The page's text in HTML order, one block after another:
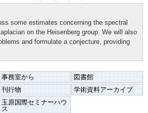
some estimates concerning the spectral
on the Heisenberg group. We will also
and formulate a conjecture, providing
事務室から
図書館
刊行物
学術資料アーカイブ
玉原国際セミナーハウ
ス